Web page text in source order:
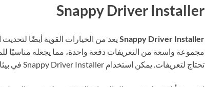
Snappy Driver Installer
Snappy Driver Installer يعد من الخيارات القوية أيضًا
مجموعة واسعة من التعريفات دفعة واحدة، مما يجعله مناسبًا
تحتاج لتعريفات. يمكن استخدام Snappy Driver Installer في بيئات تجريبية أو على أجهزة متعددة في نفس الوقت.